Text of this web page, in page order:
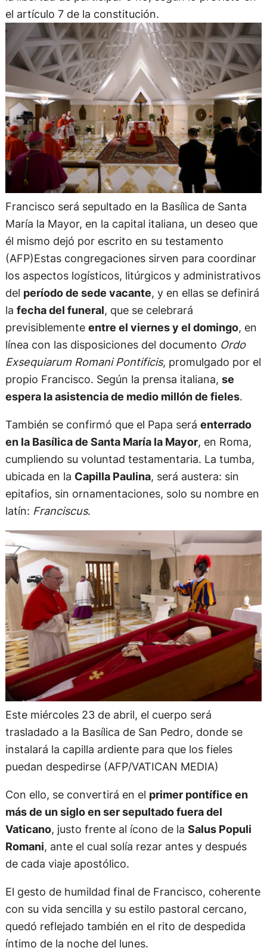
el artículo 7 de la constitución.
Francisco será sepultado en la Basílica de Santa
María la Mayor, en la capital italiana, un deseo que
él mismo dejó por escrito en su testamento
(AFP)Estas congregaciones sirven para coordinar
los aspectos logísticos, litúrgicos y administrativos
del período de sede vacante, y en ellas se definirá
la fecha del funeral, que se celebrará
previsiblemente entre el viernes y el domingo, en
línea con las disposiciones del documento Ordo
Exsequiarum Romani Pontificis, promulgado por el
propio Francisco. Según la prensa italiana, se
espera la asistencia de medio millón de fieles.
También se confirmó que el Papa será enterrado
en la Basílica de Santa María la Mayor, en Roma,
cumpliendo su voluntad testamentaria. La tumba,
ubicada en la Capilla Paulina, será austera: sin
epitafios, sin ornamentaciones, solo su nombre en
latín: Franciscus.
Este miércoles 23 de abril, el cuerpo será
trasladado a la Basílica de San Pedro, donde se
instalará la capilla ardiente para que los fieles
puedan despedirse (AFP/VATICAN MEDIA)
Con ello, se convertirá en el primer pontífice en
más de un siglo en ser sepultado fuera del
Vaticano, justo frente al ícono de la Salus Populi
Romani, ante el cual solía rezar antes y después
de cada viaje apostólico.
El gesto de humildad final de Francisco, coherente
con su vida sencilla y su estilo pastoral cercano,
quedó reflejado también en el rito de despedida
íntimo de la noche del lunes.